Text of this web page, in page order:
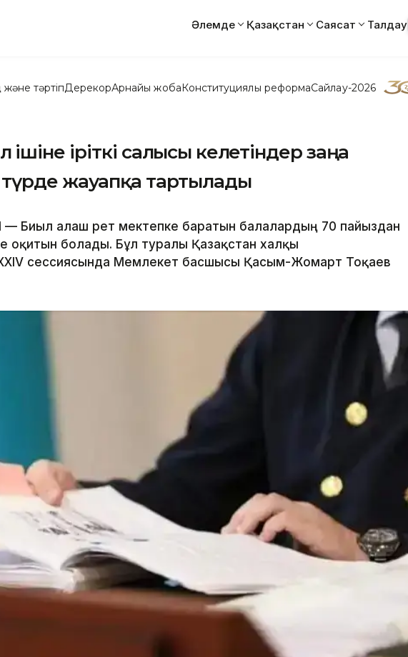
Әлемде Қазақстан Саясат Талдау
тәртіпДерекқорАрнайы жобаКонституциялық реформаСайлау-2026
іріткі салғысы келетіндер заңға
түрде жауапқа тартылады
— Биыл алғаш рет мектепке баратын балалардың 70 пайыздан
оқитын болады. Бұл туралы Қазақстан халқы
сессиясында Мемлекет басшысы Қасым-Жомарт Тоқаев